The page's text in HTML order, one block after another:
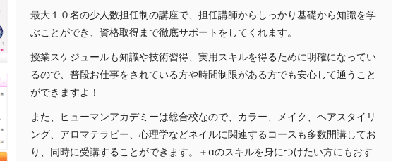
最大１０名の少人数担任制の講座で、担任講師からしっかり基礎から知識を学
ぶことができ、資格取得まで徹底サポートをしてくれます。
授業スケジュールも知識や技術習得、実用スキルを得るために明確になってい
るので、普段お仕事をされている方や時間制限がある方でも安心して通うこと
ができますよ！
また、ヒューマンアカデミーは総合校なので、カラー、メイク、ヘアスタイリ
ング、アロマテラピー、心理学などネイルに関連するコースも多数開講してお
り、同時に受講することができます。＋αのスキルを身につけたい方にもおす